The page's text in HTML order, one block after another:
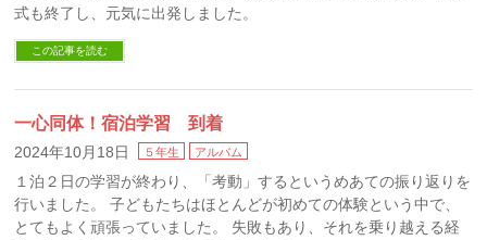
式も終了し、元気に出発しました。
この記事を読む
一心同体！宿泊学習 到着
2024年10月18日 ５年生 アルバム
１泊２日の学習が終わり、「考動」するというめあての振り返りを
行いました。 子どもたちはほとんどが初めての体験という中で、
とてもよく頑張っていました。 失敗もあり、それを乗り越える経